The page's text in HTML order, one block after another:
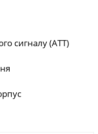
сигналу (АТТ)